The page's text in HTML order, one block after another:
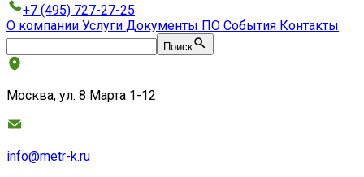
+7 (495) 727-27-25
О компании Услуги Документы ПО События Контакты
Поиск
Москва, ул. 8 Марта 1-12
info@metr-k.ru